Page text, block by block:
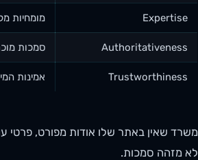
Expertise מומחיות
Authoritativeness סמכות
Trustworthiness אמינות
לא מזהה סמכות.